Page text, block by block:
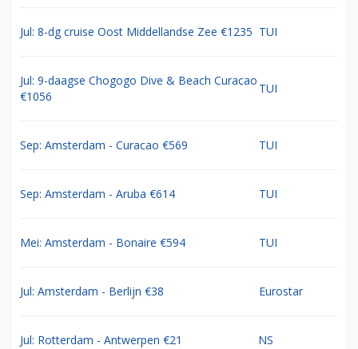
Jul: 8-dg cruise Oost Middellandse Zee €1235 TUI
Jul: 9-daagse Chogogo Dive & Beach Curacao
€1056
TUI
Sep: Amsterdam - Curacao €569 TUI
Sep: Amsterdam - Aruba €614 TUI
Mei: Amsterdam - Bonaire €594 TUI
Jul: Amsterdam - Berlijn €38 Eurostar
Jul: Rotterdam - Antwerpen €21 NS